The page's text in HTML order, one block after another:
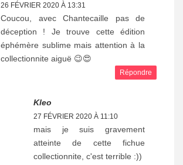
26 FÉVRIER 2020 À 13:31
Coucou, avec Chantecaille pas de
déception ! Je trouve cette édition
éphémère sublime mais attention à la
collectionnite aiguë 😉😍
Répondre
Kleo
27 FÉVRIER 2020 À 11:10
mais je suis gravement
atteinte de cette fichue
collectionnite, c'est terrible :))